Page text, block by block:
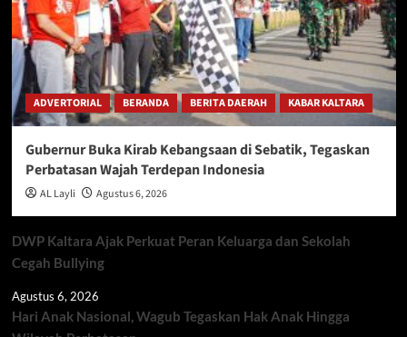
ADVERTORIAL BERANDA BERITA DAERAH KABAR KALTARA
Gubernur Buka Kirab Kebangsaan di Sebatik, Tegaskan
Perbatasan Wajah Terdepan Indonesia
AL Layli Agustus 6, 2026
DWP Kaltara Ajak Perkuat Peran Keluarga dan Sekolah
Cegah Bullying
Agustus 6, 2026
Hari Anak Nasional, Wagub Tegaskan Hak Anak Hingga